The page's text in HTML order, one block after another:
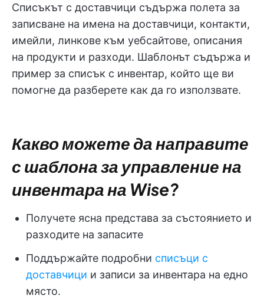
Списъкът с доставчици съдържа полета за
записване на имена на доставчици, контакти,
имейли, линкове към уебсайтове, описания
на продукти и разходи. Шаблонът съдържа и
пример за списък с инвентар, който ще ви
помогне да разберете как да го използвате.
Какво можете да направите
с шаблона за управление на
инвентара на Wise?
Получете ясна представа за състоянието и
разходите на запасите
Поддържайте подробни списъци с
доставчици и записи за инвентара на едно
място.